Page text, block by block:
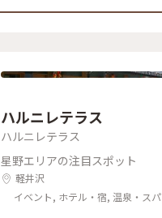
ハルニレテラス
ハルニレテラス
星野エリアの注目スポット
軽井沢
イベント, ホテル・宿, 温泉・スパ